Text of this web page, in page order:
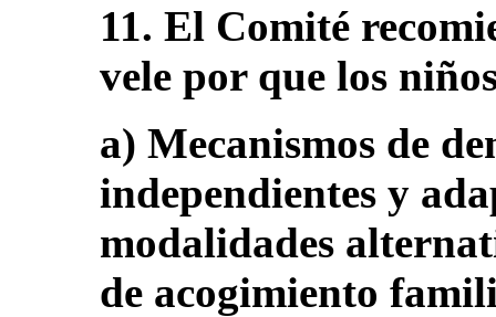
11. El Comité
vele por que los
a) Mecanismos de
independientes y
modalidades
de acogimiento